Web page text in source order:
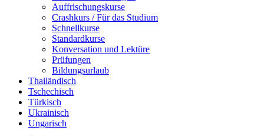
Auffrischungskurse
Crashkurs / Für das Studium
Schnellkurse
Standardkurse
Konversation und Lektüre
Prüfungen
Bildungsurlaub
Thailändisch
Tschechisch
Türkisch
Ukrainisch
Ungarisch